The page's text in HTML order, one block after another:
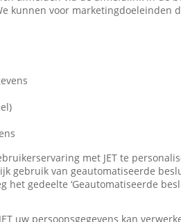
kunnen voor marketingdoeleinden
met JET te
gebruik van geautomatiseerde
het gedeelte ‘Geautomatiseerde
uw persoonsgegevens kan